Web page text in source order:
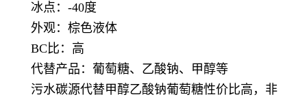
冰点：-40度
外观：棕色液体
BC比：高
代替产品：葡萄糖、乙酸钠、甲醇等
污水碳源代替甲醇乙酸钠葡萄糖性价比高，非